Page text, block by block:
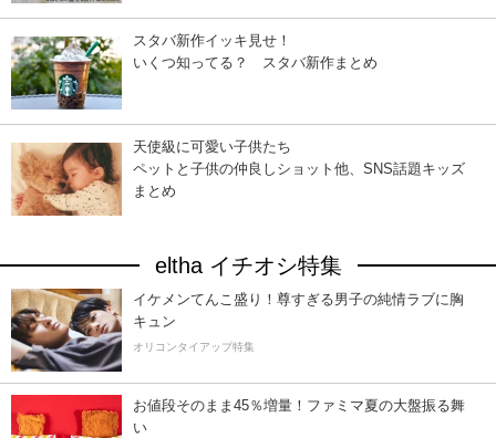
スタバ新作イッキ見せ！
いくつ知ってる？ スタバ新作まとめ
天使級に可愛い子供たち
ペットと子供の仲良しショット他、SNS話題キッズ
まとめ
eltha イチオシ特集
イケメンてんこ盛り！尊すぎる男子の純情ラブに胸
キュン
オリコンタイアップ特集
お値段そのまま45％増量！ファミマ夏の大盤振る舞
い